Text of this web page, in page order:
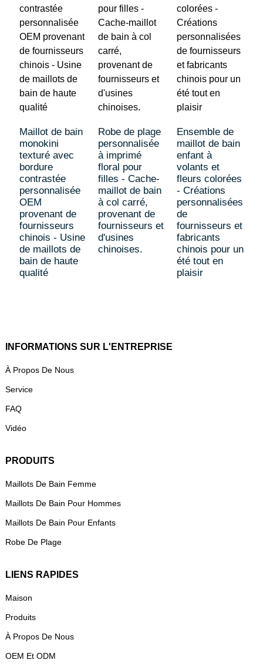
Maillot de bain
monokini
texturé avec
bordure
contrastée
personnalisée
OEM
provenant de
fournisseurs
chinois - Usine
de maillots de
bain de haute
qualité
Robe de plage
personnalisée
à imprimé
floral pour
filles - Cache-
maillot de bain
à col carré,
provenant de
fournisseurs et
d'usines
chinoises.
Ensemble de
maillot de bain
enfant à
volants et
fleurs colorées
- Créations
personnalisées
de
fournisseurs et
fabricants
chinois pour un
été tout en
plaisir
INFORMATIONS SUR L'ENTREPRISE
À Propos De Nous
Service
FAQ
Vidéo
PRODUITS
Maillots De Bain Femme
Maillots De Bain Pour Hommes
Maillots De Bain Pour Enfants
Robe De Plage
LIENS RAPIDES
Maison
Produits
À Propos De Nous
OEM Et ODM